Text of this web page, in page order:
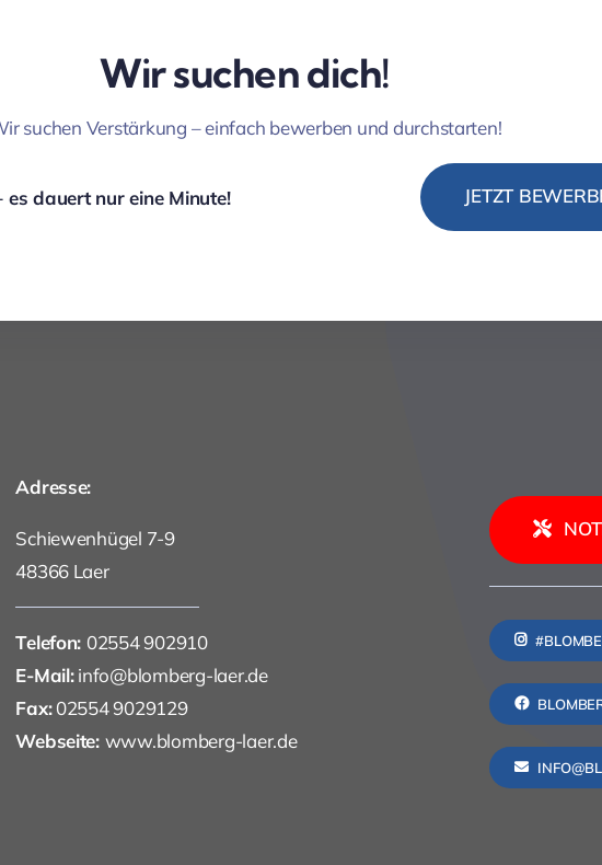
Wir suchen dich!
suchen Verstärkung – einfach bewerben und durchstarten!
es dauert nur eine Minute! JETZT
Adresse:
Schiewenhügel 7-9
48366 Laer
Telefon: 02554 902910
E-Mail: info@blomberg-laer.de
Fax: 02554 9029129
Webseite: www.blomberg-laer.de